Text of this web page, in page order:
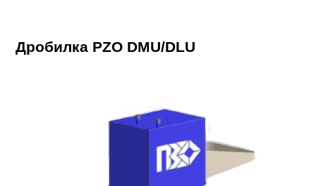
Дробилка PZO DMU/DLU